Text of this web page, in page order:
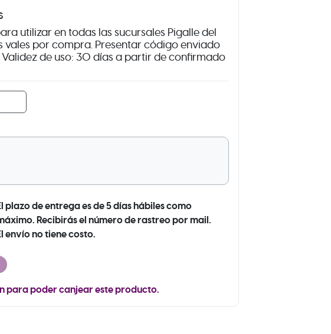
utilizar en todas las sucursales Pigalle del
vales por compra. Presentar código enviado
de uso: 30 días a partir de confirmado
plazo de entrega es de 5 días hábiles como
Recibirás el número de rastreo por mail.
envío no tiene costo.
para poder canjear este producto.